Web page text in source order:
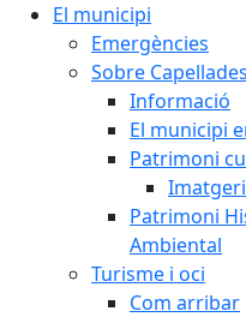
El municipi
Emergències
Sobre Capellades
Informació
El municipi
Patrimoni
Patrimoni
Ambiental
Turisme i oci
Com arribar